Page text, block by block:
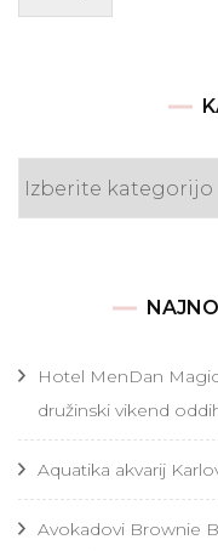
Hotel MenDan
družinski vikend
Aquatika akvarij
Avokadovi Brownie